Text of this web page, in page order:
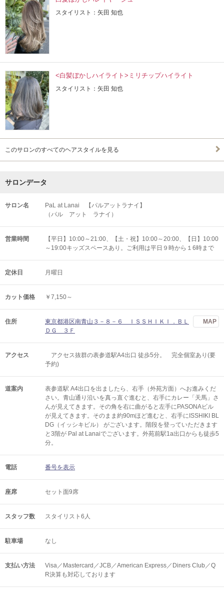
スタイリスト：矢田 知也
<白髪ぼかしハイライト>ミリチップハイライト
スタイリスト：矢田 知也
このサロンのすべてのヘアスタイルを見る
サロンデータ
サロン名
PaL at Lanai 【パルアットラナイ】
（パル アット ラナイ）
営業時間
【平日】10:00～21:00、【土・祝】10:00～20:00、【日】10:00
～19:00キッズスペースあり。ご利用は平日９時から１6時まで
定休日 月曜日
カット価格 ￥7,150～
住所
東京都港区南青山３－８－６ ＩＳＳＨＩＫＩ．ＢＬ
ＤＧ ３Ｆ
MAP
アクセス
アクセス抜群の表参道駅A4出口 徒歩5分。 完全個室あり(要
予約)
道案内
表参道駅 A4出口を出ましたら、右手（外苑方面）へお進みくだ
さい。青山通り沿いを真っ直ぐ進むと、右手にカレー「天馬」さ
んが見えてきます。その角を右に曲がると左手にPASONAビル
が見えてきます。そのまま約90mほど進むと、右手にISSHIKI BL
DG（イッシキビル） がございます。階段を登っていただきます
と3階が Pal at Lanaiでございます。外苑前駅1a出口からも徒歩5
分。
電話 番号を表示
座席 セット面9席
スタッフ数 スタイリスト6人
駐車場 なし
支払い方法
Visa／Mastercard／JCB／American Express／Diners Club／Q
R決算も対応しております